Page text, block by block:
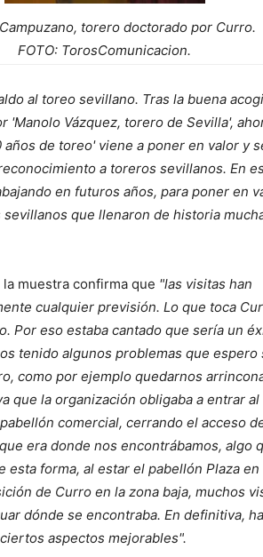
torero doctorado por Curro.
FOTO: TorosComunicacion.
al toreo sevillano. Tras la buena
'Manolo Vázquez, torero de Sevilla',
años de toreo' viene a poner en valor y
a toreros sevillanos. En
en futuros años, para poner en
que llenaron de historia
muestra confirma que "las visitas han
cualquier previsión. Lo que toca
Por eso estaba cantado que sería un
tenido algunos problemas que espero
como por ejemplo quedarnos
que la organización obligaba a entrar
comercial, cerrando el acceso
era donde nos encontrábamos, algo
esta forma, al estar el pabellón Plaza en
de Curro en la zona baja, muchos
dónde se encontraba. En definitiva,
aspectos mejorables".